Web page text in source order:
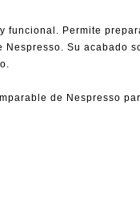
Permite
Su acabado
de Nespresso